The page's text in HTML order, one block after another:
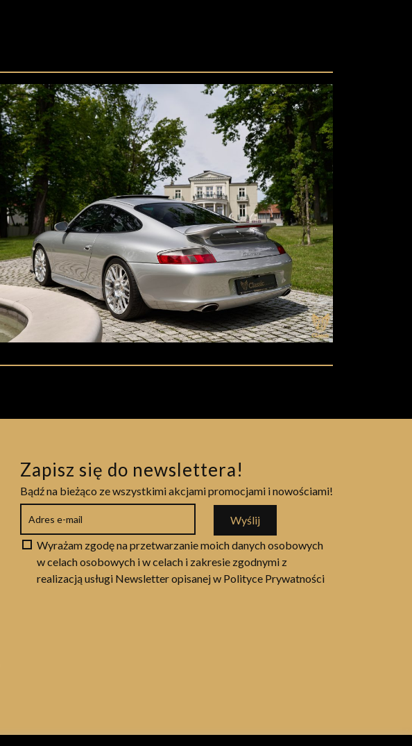
Zapisz się do newslettera!
Bądź na bieżąco ze wszystkimi akcjami promocjami i nowościami!
Wyślij
Wyrażam zgodę na przetwarzanie moich danych osobowych
w celach osobowych i w celach i zakresie zgodnymi z
realizacją usługi Newsletter opisanej w Polityce Prywatności